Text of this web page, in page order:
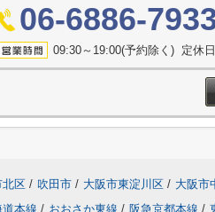
06-6886-
09:30～19:00(予約除く) 定休
北区 / 吹田市 / 大阪市東淀川区 / 大阪市
本線 / おおさか東線 / 阪急京都本線 /